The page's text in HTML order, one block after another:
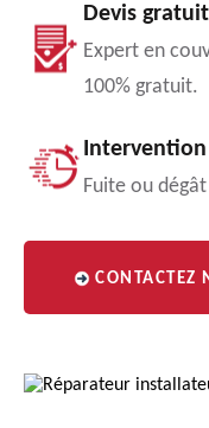
Devis gratuit
Expert en
100% gratuit.
Fuite ou
CONTACTEZ